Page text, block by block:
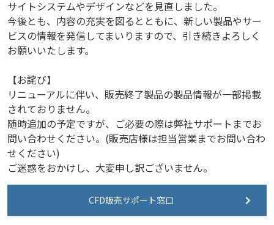
サイトシステムやデザインなどを見直しました。
今後とも、内容の充実を図るとともに、新しい製品やサー
ビスの情報を発信してまいりますので、引き続きよろしく
お願いいたします。
【お詫び】
リニューアルに伴い、販売終了製品の製品情報が一部掲載
されておりません。
随時追加の予定ですが、ご必要の際は弊社サポートまでお
問い合わせください。(販売店様は担当営業までお問い合わ
せください)
ご迷惑をおかけし、大変申し訳ございません。
CFD販売サポート窓口